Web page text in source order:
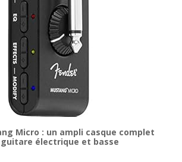
Micro : un ampli casque complet
électrique et basse